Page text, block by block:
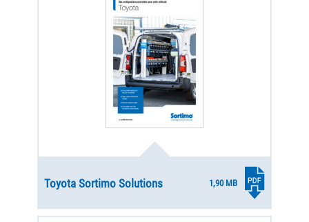
Toyota Sortimo Solutions 1,90 MB